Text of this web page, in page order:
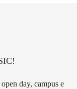
day, campus e